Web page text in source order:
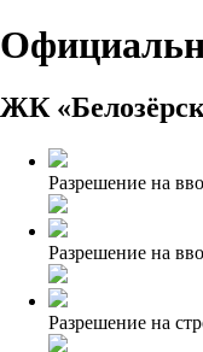
ЖК
Разрешение на
Разрешение на
Разрешение на